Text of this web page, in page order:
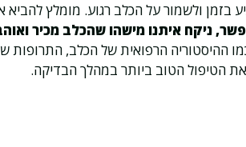
בזמן ולשמור על הכלב רגוע. מומלץ להביא
ניקח איתנו מישהו שהכלב מכיר
ההיסטוריה הרפואית של הכלב, התרופות
הטיפול הטוב ביותר במהלך הבדיקה.